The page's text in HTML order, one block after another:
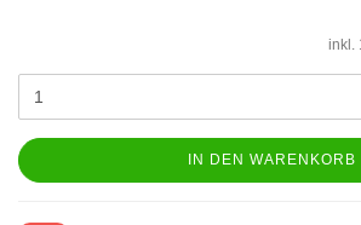
inkl.
IN DEN WARENKORB